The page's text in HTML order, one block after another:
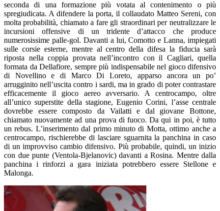
seconda di una formazione più votata al contenimento o più
spregiudicata. A difendere la porta, il collaudato Matteo Sereni, con
molta probabilità, chiamato a fare gli straordinari per neutralizzare le
incursioni offensive di un tridente d’attacco che produce
numerosissime palle-gol. Davanti a lui, Comotto e Lanna, impiegati
sulle corsie esterne, mentre al centro della difesa la fiducia sarà
riposta nella coppia provata nell’incontro con il Cagliari, quella
formata da Dellafiore, sempre più indispensabile nel gioco difensivo
di Novellino e di Marco Di Loreto, apparso ancora un po’
arrugginito nell’uscita contro i sardi, ma in grado di poter contrastare
efficacemente il gioco aereo avversario. A centrocampo, oltre
all’unico superstite della stagione, Eugenio Corini, l’asse centrale
dovrebbe essere composto da Vailatti e dal giovane Bottone,
chiamato nuovamente ad una prova di fuoco. Da qui in poi, è tutto
un rebus. L’inserimento dal primo minuto di Motta, ottimo anche a
centrocampo, rischierebbe di lasciare sguarnita la panchina in caso
di un improvviso cambio difensivo. Più probabile, quindi, un inizio
con due punte (Ventola-Bjelanovic) davanti a Rosina. Mentre dalla
panchina i rinforzi a gara iniziata potrebbero essere Stellone e
Malonga.